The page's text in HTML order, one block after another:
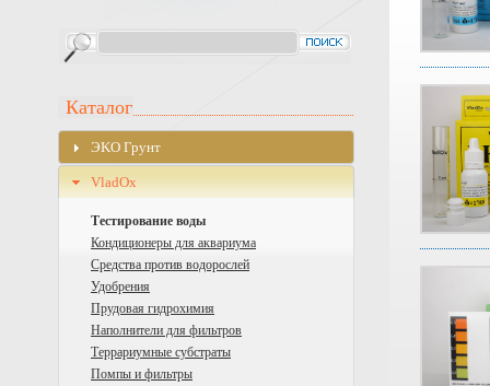
Каталог
ЭKO Грунт
VladOx
Тестирование воды
Кондиционеры для аквариума
Средства против водорослей
Удобрения
Прудовая гидрохимия
Наполнители для фильтров
Террариумные субстраты
Помпы и фильтры